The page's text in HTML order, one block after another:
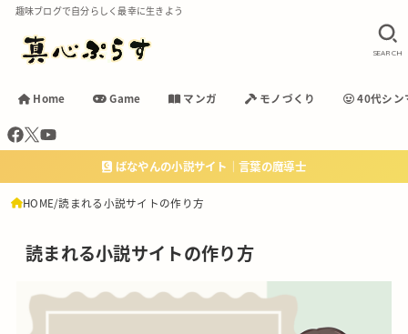
趣味ブログで自分らしく最幸に生きよう
Home Game マンガ モノづくり 40代シン
SEARCH
ばなやんの小説サイト｜言葉の魔導士
HOME 読まれる小説サイトの作り方
読まれる小説サイトの作り方